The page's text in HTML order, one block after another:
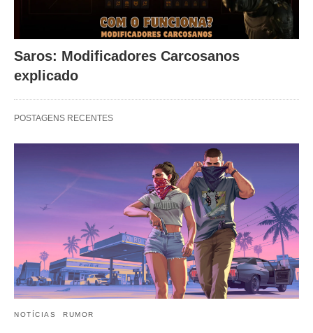
Saros: Modificadores Carcosanos
explicado
POSTAGENS RECENTES
NOTÍCIAS RUMOR